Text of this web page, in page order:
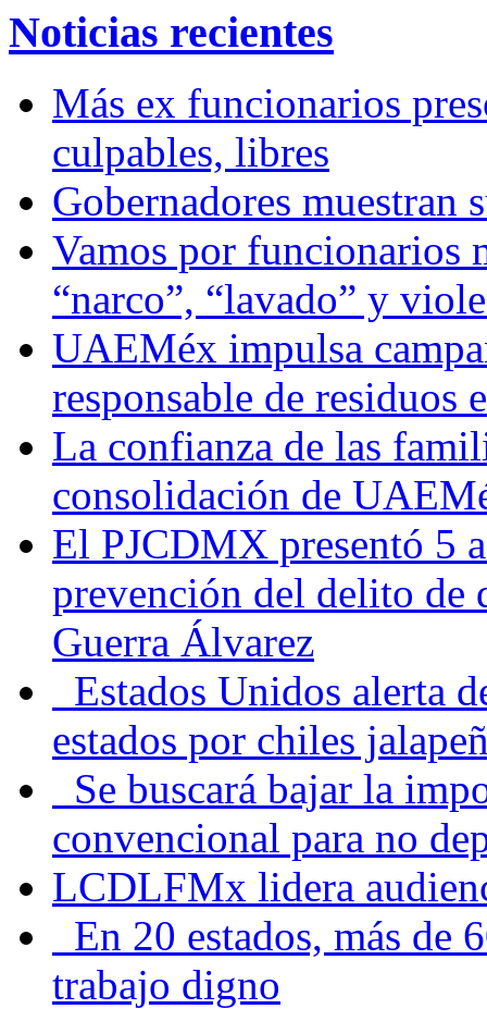
Noticias recientes
Más ex funcionarios
culpables, libres
Gobernadores muestran
Vamos por funcionarios
“narco”, “lavado” y
UAEMéx impulsa
responsable de residuos
La confianza de las
consolidación de
El PJCDMX presentó 5
prevención del delito de
Guerra Álvarez
Estados Unidos alerta
estados por chiles
Se buscará bajar la
convencional para no
LCDLFMx lidera
En 20 estados, más de
trabajo digno